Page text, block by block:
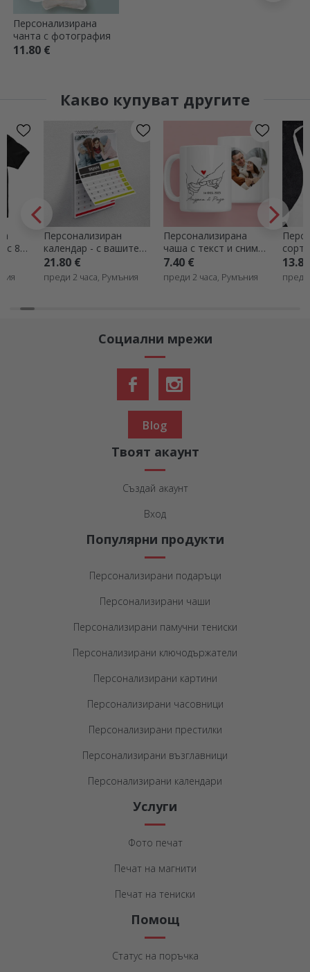
Персонализирана
чанта с фотография
11.80 €
Какво купуват другите
Персонализиран
календар - с вашите
цветни снимки
21.80 €
преди 2 часа, Румъния
Персонализирана
чаша с текст и снимка
във формата на
сърце - Promise
преди 2 часа, Румъния
сортиране
Преглед
13.80 €
преди 3
Социални мрежи
Blog
Твоят акаунт
Създай акаунт
Вход
Популярни продукти
Персонализирани подаръци
Персонализирани чаши
Персонализирани памучни тениски
Персонализирани ключодържатели
Персонализирани картини
Персонализирани часовници
Персонализирани престилки
Персонализирани възглавници
Персонализирани календари
Услуги
Фото печат
Печат на магнити
Печат на тениски
Помощ
Статус на поръчка